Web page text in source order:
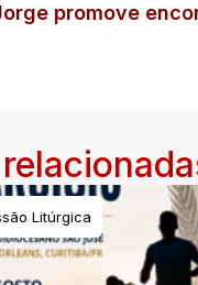
promove
Litúrgica